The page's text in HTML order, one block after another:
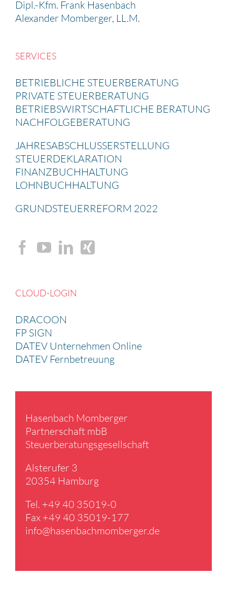
Dipl.-Kfm. Frank Hasen­bach
Alexander Momberger, LL.M.
SERVICES
BETRIEB­LICHE STEUER­BE­RA­TUNG
PRIVATE STEUER­BE­RA­TUNG
BETRIEBS­WIRT­SCHAFT­LICHE BERATUNG
NACHFOL­GE­BE­RA­TUNG
JAHRES­AB­SCHLUSS­ERSTEL­LUNG
STEUER­DE­KLA­RA­TION
FINANZ­BUCH­HAL­TUNG
LOHNBUCH­HAL­TUNG
GRUND­STEU­ER­RE­FORM 2022
CLOUD-LOGIN
DRACOON
FP SIGN
DATEV Unternehmen Online
DATEV Fernbetreuung
Hasen­bach Momberger
Partner­schaft mbB
Steuer­be­ra­tungs­ge­sell­schaft
Alster­ufer 3
20354 Hamburg
Tel. +49 40 35019-0
Fax +49 40 35019-177
info@​hasenbachmomberger.​de